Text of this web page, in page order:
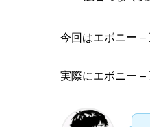
今回はエボニー –
実際にエボニー –